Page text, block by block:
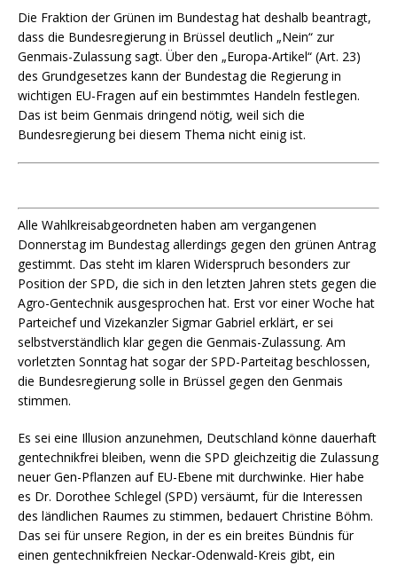
Die Fraktion der Grünen im Bundestag hat deshalb beantragt,
dass die Bundesregierung in Brüssel deutlich „Nein“ zur
Genmais-Zulassung sagt. Über den „Europa-Artikel“ (Art. 23)
des Grundgesetzes kann der Bundestag die Regierung in
wichtigen EU-Fragen auf ein bestimmtes Handeln festlegen.
Das ist beim Genmais dringend nötig, weil sich die
Bundesregierung bei diesem Thema nicht einig ist.
Alle Wahlkreisabgeordneten haben am vergangenen
Donnerstag im Bundestag allerdings gegen den grünen Antrag
gestimmt. Das steht im klaren Widerspruch besonders zur
Position der SPD, die sich in den letzten Jahren stets gegen die
Agro-Gentechnik ausgesprochen hat. Erst vor einer Woche hat
Parteichef und Vizekanzler Sigmar Gabriel erklärt, er sei
selbstverständlich klar gegen die Genmais-Zulassung. Am
vorletzten Sonntag hat sogar der SPD-Parteitag beschlossen,
die Bundesregierung solle in Brüssel gegen den Genmais
stimmen.
Es sei eine Illusion anzunehmen, Deutschland könne dauerhaft
gentechnikfrei bleiben, wenn die SPD gleichzeitig die Zulassung
neuer Gen-Pflanzen auf EU-Ebene mit durchwinke. Hier habe
es Dr. Dorothee Schlegel (SPD) versäumt, für die Interessen
des ländlichen Raumes zu stimmen, bedauert Christine Böhm.
Das sei für unsere Region, in der es ein breites Bündnis für
einen gentechnikfreien Neckar-Odenwald-Kreis gibt, ein